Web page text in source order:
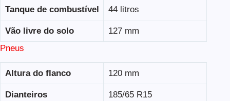
Tanque de combustível 44 litros
Vão livre do solo
127 mm
Pneus
Altura do flanco 120 mm
Dianteiros 185/65 R15